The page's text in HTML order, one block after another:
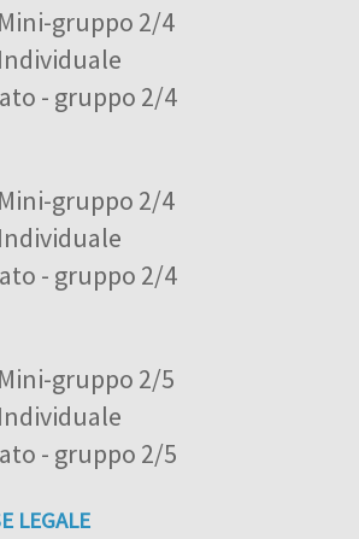
gruppo 2/4
- gruppo 2/4
gruppo 2/4
- gruppo 2/4
gruppo 2/5
- gruppo 2/5
LEGALE